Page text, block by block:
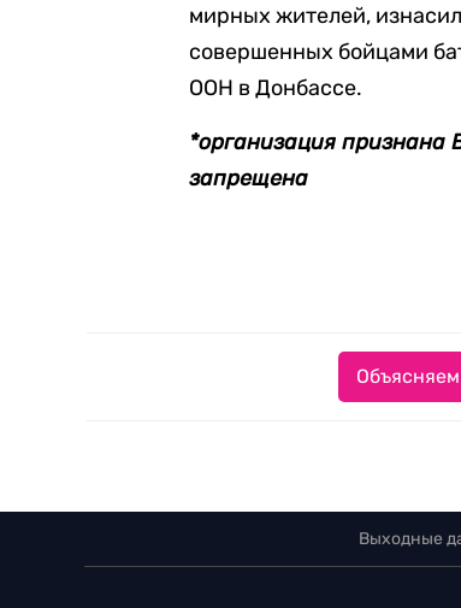
мирных жителей,
совершенных бойцами
ООН в Донбассе.
*организация признана
запрещена
Выходные